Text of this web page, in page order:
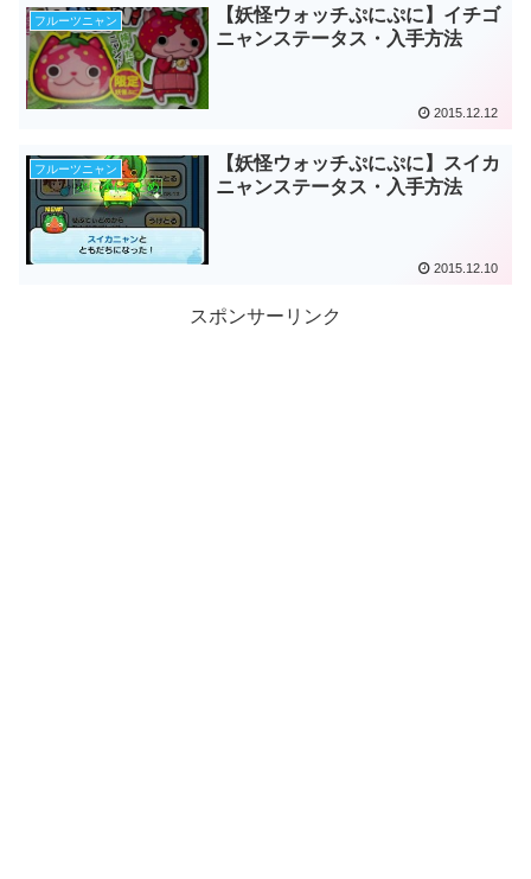
フルーツニャン
【妖怪ウォッチぷにぷに】イチゴ
ニャンステータス・入手方法
2015.12.12
フルーツニャン
【妖怪ウォッチぷにぷに】スイカ
ニャンステータス・入手方法
2015.12.10
スポンサーリンク